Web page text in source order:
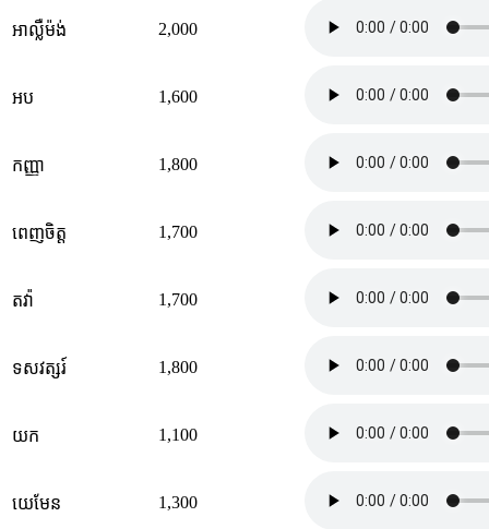
អាល្លឺម៉ង់ 2,000
អប 1,600
កញ្ញា 1,800
ពេញចិត្ត 1,700
តវ៉ា 1,700
ទសវត្សរ៍ 1,800
យក 1,100
យេមែន 1,300